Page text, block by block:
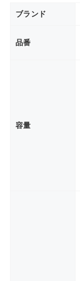
ブランド
品番
容量